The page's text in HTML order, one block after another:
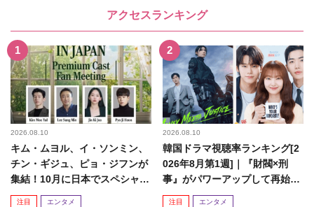
アクセスランキング
2026.08.10
キム・ムヨル、イ・ソンミン、
チン・ギジュ、ピョ・ジフンが
集結！10月に日本でスペシャル
ファンミーティング開催決...
注目 エンタメ
2026.08.10
韓国ドラマ視聴率ランキング[2
026年8月第1週]｜『財閥×刑
事』がパワーアップして再始
動！
注目 エンタメ